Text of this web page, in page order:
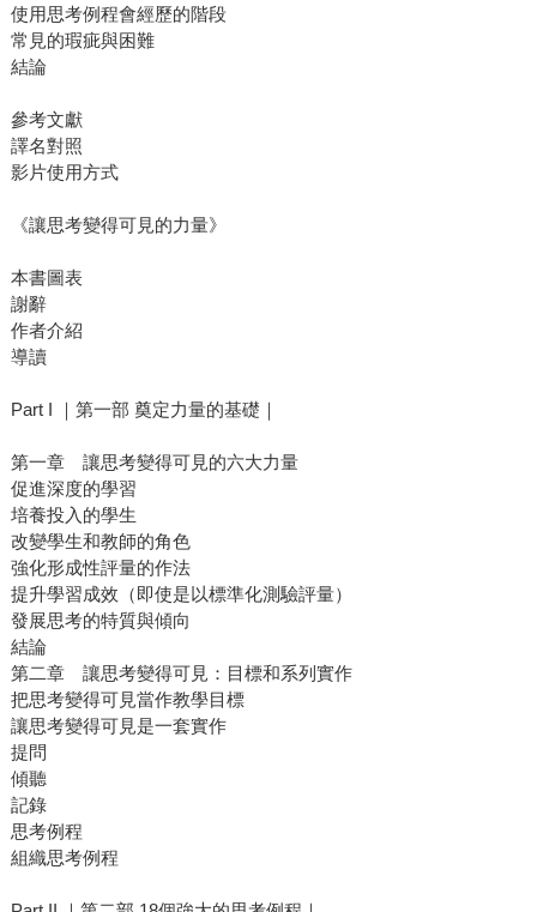
使用思考例程會經歷的階段
常見的瑕疵與困難
結論
參考文獻
譯名對照
影片使用方式
《讓思考變得可見的力量》
本書圖表
謝辭
作者介紹
導讀
Part I ｜第一部 奠定力量的基礎｜
第一章 讓思考變得可見的六大力量
促進深度的學習
培養投入的學生
改變學生和教師的角色
強化形成性評量的作法
提升學習成效（即使是以標準化測驗評量）
發展思考的特質與傾向
結論
第二章 讓思考變得可見：目標和系列實作
把思考變得可見當作教學目標
讓思考變得可見是一套實作
提問
傾聽
記錄
思考例程
組織思考例程